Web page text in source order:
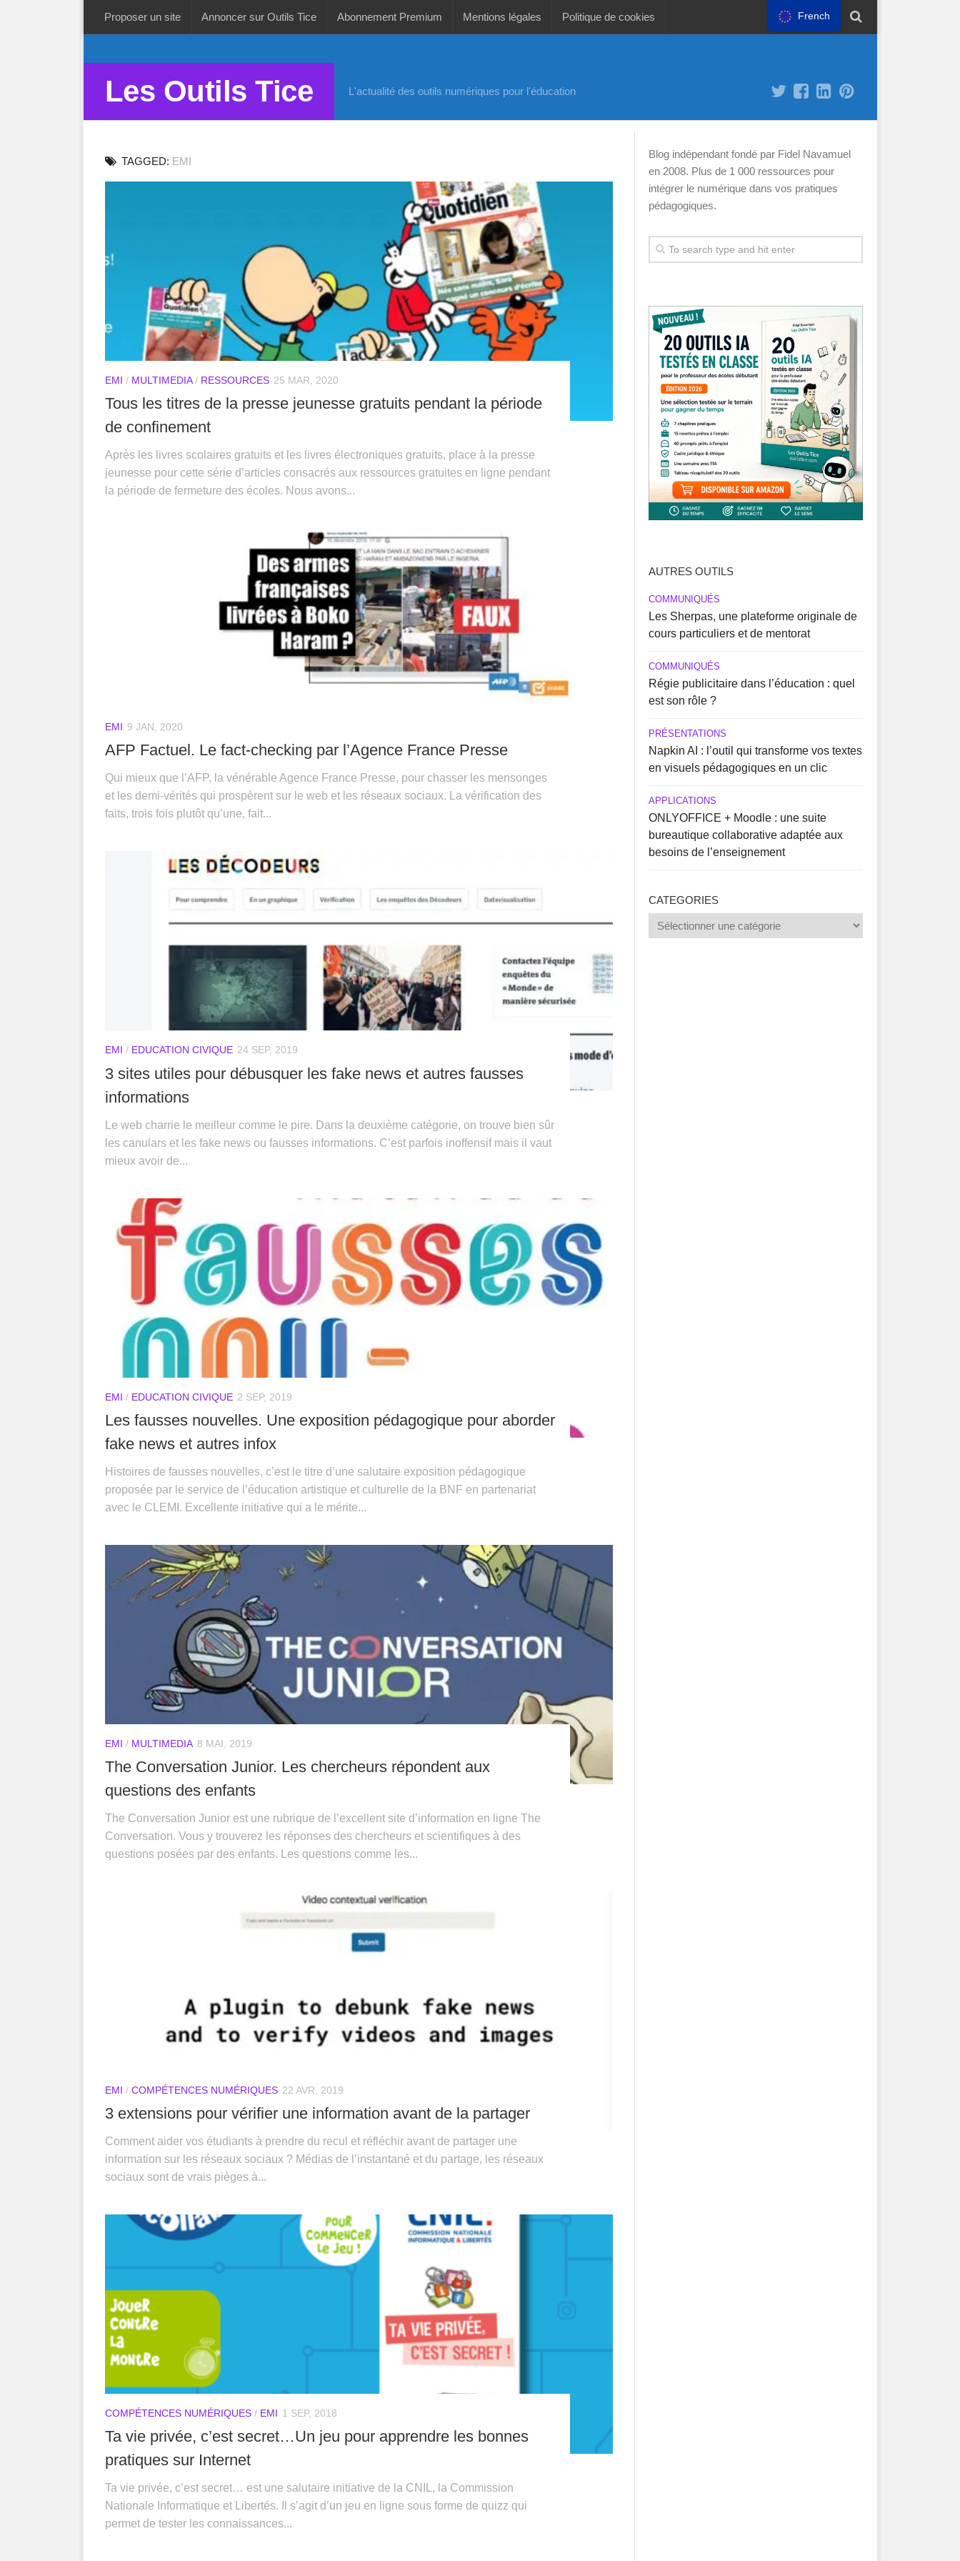
Proposer un site Annoncer sur Outils Tice Abonnement Premium Mentions légales Politique de cookies
Les Outils Tice L'actualité des outils numériques pour l'éducation
TAGGED: EMI
EMI / MULTIMEDIA/ RESSOURCES 25 MAR, 2020
Tous les titres de la presse jeunesse gratuits pendant la période
de confinement
Après les livres scolaires gratuits et les livres électroniques gratuits, place à la presse
jeunesse pour cette série d’articles consacrés aux ressources gratuites en ligne pendant
la période de fermeture des écoles. Nous avons...
EMI 9 JAN, 2020
AFP Factuel. Le fact-checking par l’Agence France Presse
Qui mieux que l’AFP, la vénérable Agence France Presse, pour chasser les mensonges
et les demi-vérités qui prospèrent sur le web et les réseaux sociaux. La vérification des
faits, trois fois plutôt qu’une, fait...
EMI / EDUCATION CIVIQUE 24 SEP, 2019
3 sites utiles pour débusquer les fake news et autres fausses
informations
Le web charrie le meilleur comme le pire. Dans la deuxième catégorie, on trouve bien sûr
les canulars et les fake news ou fausses informations. C’est parfois inoffensif mais il vaut
mieux avoir de...
EMI / EDUCATION CIVIQUE 2 SEP, 2019
Les fausses nouvelles. Une exposition pédagogique pour aborder
fake news et autres infox
Histoires de fausses nouvelles, c’est le titre d’une salutaire exposition pédagogique
proposée par le service de l’éducation artistique et culturelle de la BNF en partenariat
avec le CLEMI. Excellente initiative qui a le mérite...
EMI / MULTIMEDIA 8 MAI, 2019
The Conversation Junior. Les chercheurs répondent aux
questions des enfants
The Conversation Junior est une rubrique de l’excellent site d’information en ligne The
Conversation. Vous y trouverez les réponses des chercheurs et scientifiques à des
questions posées par des enfants. Les questions comme les...
EMI / COMPÉTENCES NUMÉRIQUES 22 AVR, 2019
3 extensions pour vérifier une information avant de la partager
Comment aider vos étudiants à prendre du recul et réfléchir avant de partager une
information sur les réseaux sociaux ? Médias de l’instantané et du partage, les réseaux
sociaux sont de vrais pièges à...
COMPÉTENCES NUMÉRIQUES/ EMI 1 SEP, 2018
Ta vie privée, c’est secret…Un jeu pour apprendre les bonnes
pratiques sur Internet
Ta vie privée, c’est secret… est une salutaire initiative de la CNIL, la Commission
Nationale Informatique et Libertés. Il s’agit d’un jeu en ligne sous forme de quizz qui
permet de tester les connaissances...
Blog indépendant fondé par Fidel Navamuel
en 2008. Plus de 1 000 ressources pour
intégrer le numérique dans vos pratiques
pédagogiques.
AUTRES OUTILS
COMMUNIQUÉS
Les Sherpas, une plateforme originale de
cours particuliers et de mentorat
COMMUNIQUÉS
Régie publicitaire dans l’éducation : quel
est son rôle ?
PRÉSENTATIONS
Napkin AI : l’outil qui transforme vos textes
en visuels pédagogiques en un clic
APPLICATIONS
ONLYOFFICE + Moodle : une suite
bureautique collaborative adaptée aux
besoins de l’enseignement
CATEGORIES
Categories
French